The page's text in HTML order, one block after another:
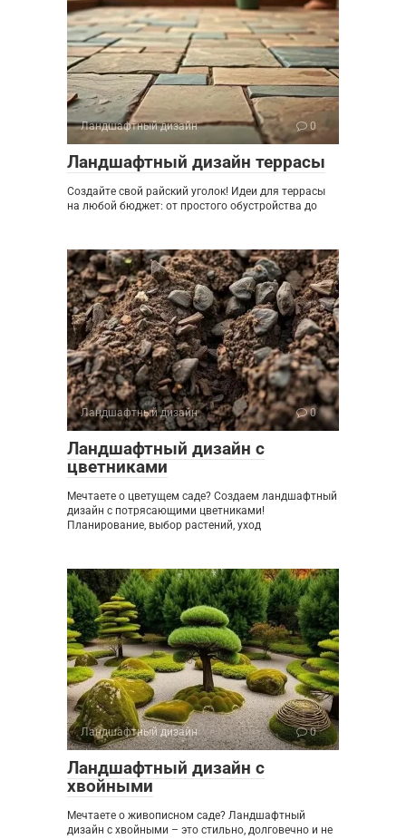
Ландшафтный дизайн 0
Ландшафтный дизайн террасы
Создайте свой райский уголок! Идеи для террасы
на любой бюджет: от простого обустройства до
Ландшафтный дизайн 0
Ландшафтный дизайн с
цветниками
Мечтаете о цветущем саде? Создаем ландшафтный
дизайн с потрясающими цветниками!
Планирование, выбор растений, уход
Ландшафтный дизайн 0
Ландшафтный дизайн с
хвойными
Мечтаете о живописном саде? Ландшафтный
дизайн с хвойными – это стильно, долговечно и не